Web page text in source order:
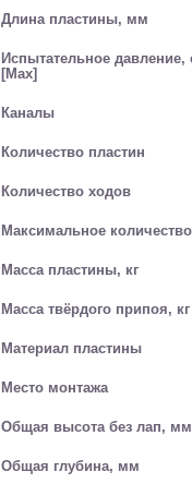
Длина пластины, мм
Испытательное давление,
[Max]
Каналы
Количество пластин
Количество ходов
Максимальное
Масса пластины, кг
Масса твёрдого припоя, кг
Материал пластины
Место монтажа
Общая высота без лап, мм
Общая глубина, мм